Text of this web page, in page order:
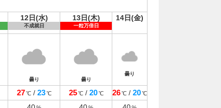
12日(水)
不成就日
13日(木)
一粒万倍日
14日(金)
曇り 曇り
曇り
27 ℃/ 23 ℃ 25 ℃/ 20 ℃ 26℃ / 20℃